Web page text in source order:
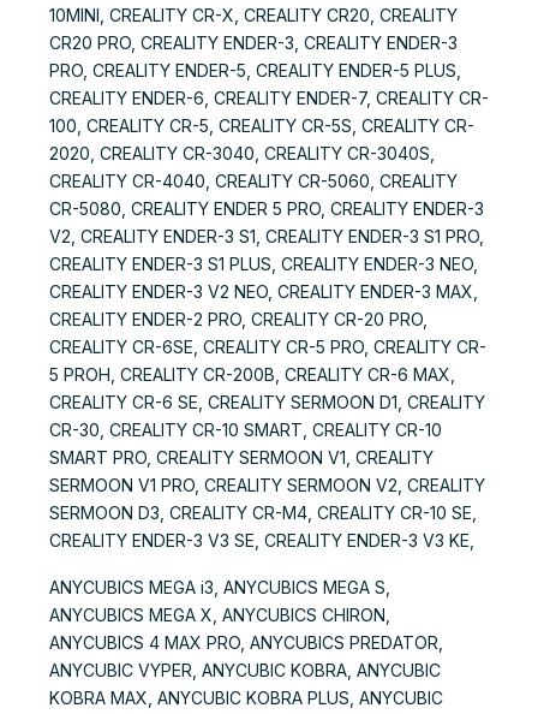
10MINI, CREALITY CR-X, CREALITY CR20, CREALITY
CR20 PRO, CREALITY ENDER-3, CREALITY ENDER-3
PRO, CREALITY ENDER-5, CREALITY ENDER-5 PLUS,
CREALITY ENDER-6, CREALITY ENDER-7, CREALITY CR-
100, CREALITY CR-5, CREALITY CR-5S, CREALITY CR-
2020, CREALITY CR-3040, CREALITY CR-3040S,
CREALITY CR-4040, CREALITY CR-5060, CREALITY
CR-5080, CREALITY ENDER 5 PRO, CREALITY ENDER-3
V2, CREALITY ENDER-3 S1, CREALITY ENDER-3 S1 PRO,
CREALITY ENDER-3 S1 PLUS, CREALITY ENDER-3 NEO,
CREALITY ENDER-3 V2 NEO, CREALITY ENDER-3 MAX,
CREALITY ENDER-2 PRO, CREALITY CR-20 PRO,
CREALITY CR-6SE, CREALITY CR-5 PRO, CREALITY CR-
5 PROH, CREALITY CR-200B, CREALITY CR-6 MAX,
CREALITY CR-6 SE, CREALITY SERMOON D1, CREALITY
CR-30, CREALITY CR-10 SMART, CREALITY CR-10
SMART PRO, CREALITY SERMOON V1, CREALITY
SERMOON V1 PRO, CREALITY SERMOON V2, CREALITY
SERMOON D3, CREALITY CR-M4, CREALITY CR-10 SE,
CREALITY ENDER-3 V3 SE, CREALITY ENDER-3 V3 KE,
ANYCUBICS MEGA i3, ANYCUBICS MEGA S,
ANYCUBICS MEGA X, ANYCUBICS CHIRON,
ANYCUBICS 4 MAX PRO, ANYCUBICS PREDATOR,
ANYCUBIC VYPER, ANYCUBIC KOBRA, ANYCUBIC
KOBRA MAX, ANYCUBIC KOBRA PLUS, ANYCUBIC